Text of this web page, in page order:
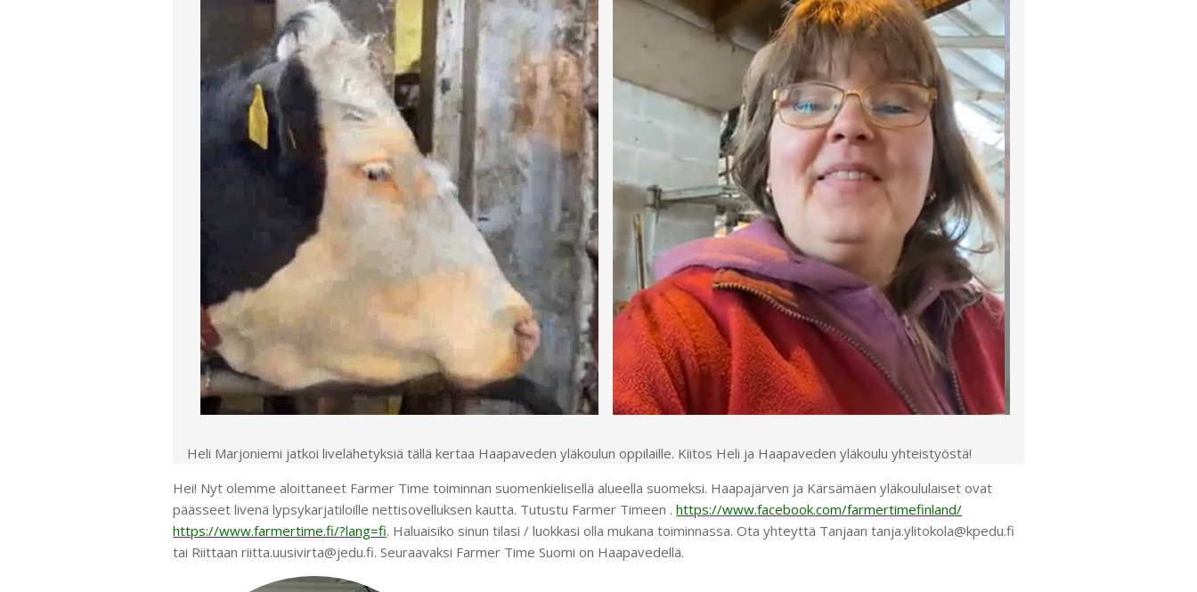
Heli Marjoniemi jatkoi livelähetyksiä tällä kertaa Haapaveden yläkoulun oppilaille. Kiitos Heli ja Haapaveden yläkoulu yhteistyöstä!
Hei! Nyt olemme aloittaneet Farmer Time toiminnan suomenkielisellä alueella suomeksi. Haapajärven ja Kärsämäen yläkoululaiset ovat
päässeet livenä lypsykarjatiloille nettisovelluksen kautta. Tutustu Farmer Timeen .https://www.facebook.com/farmertimefinland/
https://www.farmertime.fi/?lang=fi. Haluaisiko sinun tilasi / luokkasi olla mukana toiminnassa. Ota yhteyttä Tanjaan tanja.ylitokola@kpedu.fi
tai Riittaan riitta.uusivirta@jedu.fi. Seuraavaksi Farmer Time Suomi on Haapavedellä.